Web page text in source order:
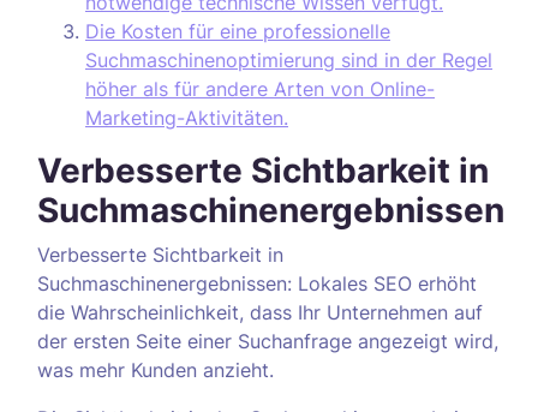
Die Kosten für eine professionelle
Suchmaschinenoptimierung sind in der Regel
höher als für andere Arten von Online-
Marketing-Aktivitäten.
Verbesserte Sichtbarkeit in
Suchmaschinenergebnissen
Verbesserte Sichtbarkeit in
Suchmaschinenergebnissen: Lokales SEO erhöht
die Wahrscheinlichkeit, dass Ihr Unternehmen auf
der ersten Seite einer Suchanfrage angezeigt wird,
was mehr Kunden anzieht.